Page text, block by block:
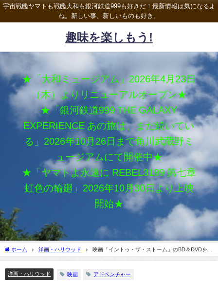
宇宙戦艦ヤマトも戦艦大和も銀河鉄道999も好きだ！最新情報は気になるよ
ね。新しい事、新しいものも好き。
趣味を楽しもう!
★「大和ミュージアム」2026年4月23日
（木）よりリニューアルオープン★
★「銀河鉄道999 THE GALAXY
EXPERIENCE あの旅は、まだ続いてい
る」2026年10月26日まで角川武蔵野ミ
ュージアムにて開催中★
★「ヤマトよ永遠に REBEL3199 第七章
虹色の輪廻」2026年10月30日より上映
開始★
ホーム 洋画・ハリウッド
映画「イントゥ・ザ・ストーム」のBD＆DVDを購
洋画・ハリウッド 映画 アドベンチャー